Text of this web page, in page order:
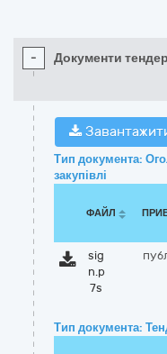
- Документи
Тип документа:
закупівлі
ФАЙЛ
sig
n.p
7s
Тип документа: